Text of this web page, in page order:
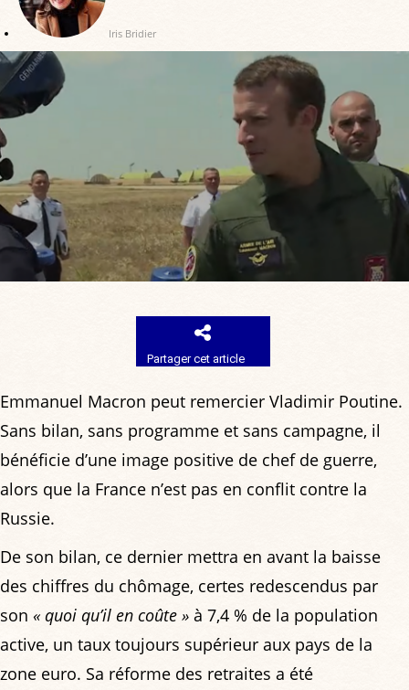
Iris Bridier
Partager cet article
Emmanuel Macron peut remercier Vladimir Poutine.
Sans bilan, sans programme et sans campagne, il
bénéficie d’une image positive de chef de guerre,
alors que la France n’est pas en conflit contre la
Russie.
De son bilan, ce dernier mettra en avant la baisse
des chiffres du chômage, certes redescendus par
son « quoi qu’il en coûte » à 7,4 % de la population
active, un taux toujours supérieur aux pays de la
zone euro. Sa réforme des retraites a été